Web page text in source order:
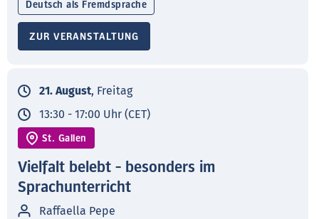
Deutsch als Fremdsprache
ZUR VERANSTALTUNG
21. August, Freitag
13:30 - 17:00 Uhr (CET)
St. Gallen
Vielfalt belebt - besonders im
Sprachunterricht
Raffaella Pepe